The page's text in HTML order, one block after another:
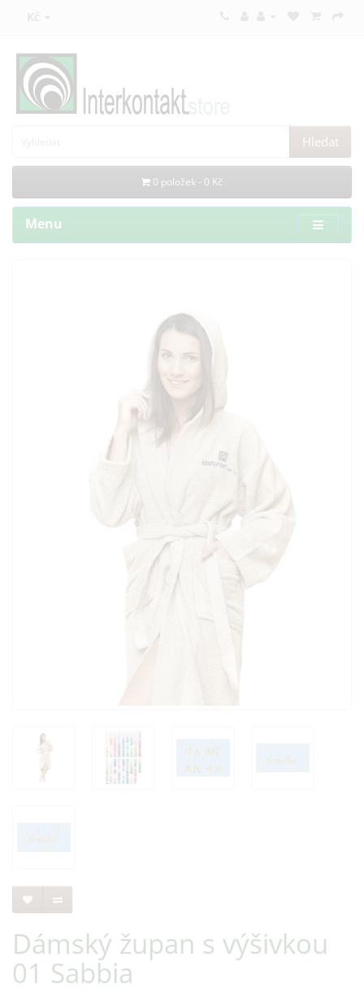
Kč
Hledat
0 položek - 0 Kč
Menu
Dámský župan s výšivkou
01 Sabbia